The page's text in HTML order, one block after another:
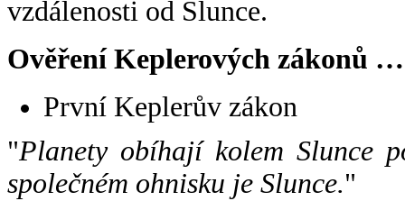
vzdálenosti od Slunce.
Ověření Keplerových zákonů …
První Keplerův zákon
"Planety obíhají kolem Slunce
společném ohnisku je Slunce."